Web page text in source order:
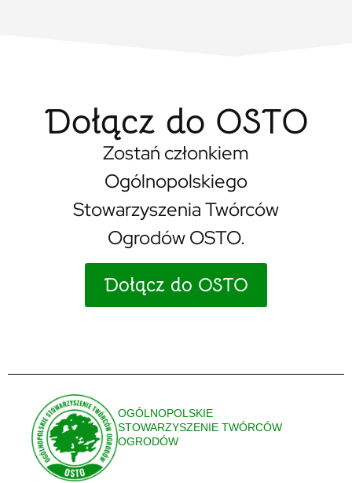
Dołącz do OSTO
Zostań członkiem
Ogólnopolskiego
Stowarzyszenia Twórców
Ogrodów OSTO.
Dołącz do OSTO
OGÓLNOPOLSKIE
STOWARZYSZENIE TWÓRCÓW
OGRODÓW